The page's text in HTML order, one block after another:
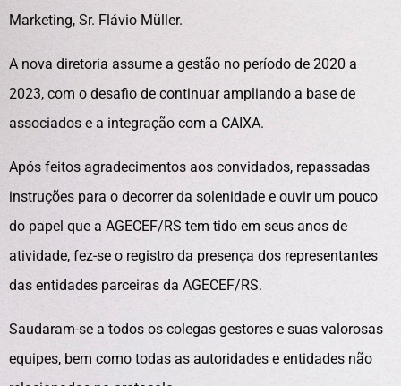
Marketing, Sr. Flávio Müller.
A nova diretoria assume a gestão no período de 2020 a
2023, com o desafio de continuar ampliando a base de
associados e a integração com a CAIXA.
Após feitos agradecimentos aos convidados, repassadas
instruções para o decorrer da solenidade e ouvir um pouco
do papel que a AGECEF/RS tem tido em seus anos de
atividade, fez-se o registro da presença dos representantes
das entidades parceiras da AGECEF/RS.
Saudaram-se a todos os colegas gestores e suas valorosas
equipes, bem como todas as autoridades e entidades não